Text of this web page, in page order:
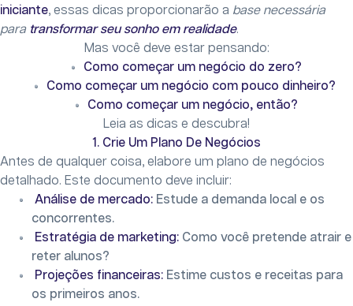
iniciante, essas dicas proporcionarão a base necessária
para transformar seu sonho em realidade.
Mas você deve estar pensando:
Como começar um negócio do zero?
Como começar um negócio com pouco dinheiro?
Como começar um negócio, então?
Leia as dicas e descubra!
1. Crie Um Plano De Negócios
Antes de qualquer coisa, elabore um plano de negócios
detalhado. Este documento deve incluir:
Análise de mercado: Estude a demanda local e os
concorrentes.
Estratégia de marketing: Como você pretende atrair e
reter alunos?
Projeções financeiras: Estime custos e receitas para
os primeiros anos.